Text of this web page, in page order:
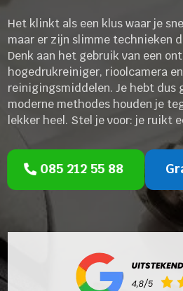
Het klinkt als een klus waar je
maar er zijn slimme technieken
Denk aan het gebruik van een
hogedrukreiniger, rioolcamera
reinigingsmiddelen. Je hebt dus
moderne methodes houden je
lekker heel. Stel je voor: je ruikt
085 212 55 88